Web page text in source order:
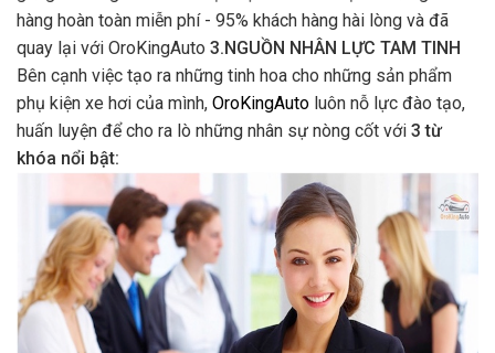
hàng hoàn toàn miễn phí - 95% khách hàng hài lòng và đã
quay lại với OroKingAuto 3.NGUỒN NHÂN LỰC TAM TINH
Bên cạnh việc tạo ra những tinh hoa cho những sản phẩm
phụ kiện xe hơi của mình, OroKingAuto luôn nỗ lực đào tạo,
huấn luyện để cho ra lò những nhân sự nòng cốt với 3 từ
khóa nổi bật: